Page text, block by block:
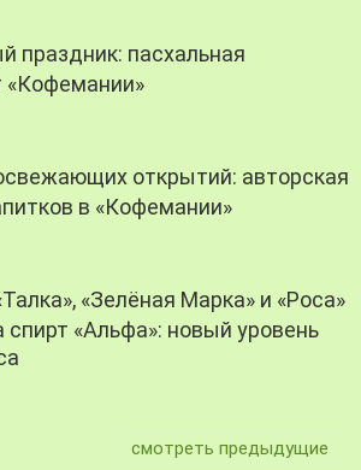
праздник: пасхальная
«Кофемании»
открытий: авторская
в «Кофемании»
«Зелёная Марка» и «Роса»
спирт «Альфа»: новый уровень
смотреть предыдущие